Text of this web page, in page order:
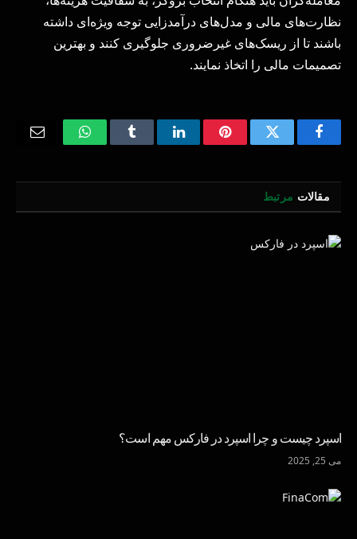
نظارت‌های مالی و مدل‌های درآمدزایی توجه ویژه‌ای داشته
باشند تا از ریسک‌های غیرضروری جلوگیری کنند و بهترین
تصمیمات مالی را اتخاذ نمایند.
Facebook
Twitter
Pinterest
LinkedIn
Tumblr
WhatsApp
Email
مقالات مرتبط
اسپرد چیست و چرا اسپرد در فارکس مهم است؟
می 25, 2025